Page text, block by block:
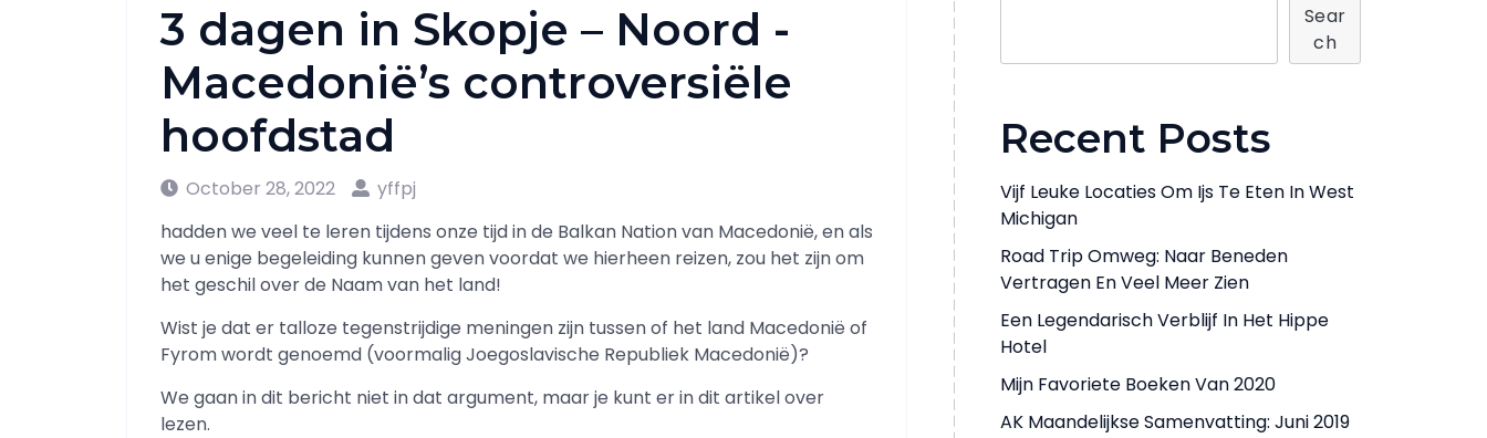
3 dagen in Skopje – Noord -
Macedonië’s controversiële
hoofdstad
October 28, 2022
yffpj
hadden we veel te leren tijdens onze tijd in de Balkan Nation van Macedonië, en als
we u enige begeleiding kunnen geven voordat we hierheen reizen, zou het zijn om
het geschil over de Naam van het land!
Wist je dat er talloze tegenstrijdige meningen zijn tussen of het land Macedonië of
Fyrom wordt genoemd (voormalig Joegoslavische Republiek Macedonië)?
We gaan in dit bericht niet in dat argument, maar je kunt er in dit artikel over
lezen.
Sear
Ch
Recent Posts
Vijf Leuke Locaties Om Ijs Te Eten In West
Michigan
Road Trip Omweg: Naar Beneden
Vertragen En Veel Meer Zien
Een Legendarisch Verblijf In Het Hippe
Hotel
Mijn Favoriete Boeken Van 2020
AK Maandelijkse Samenvatting: Juni 2019